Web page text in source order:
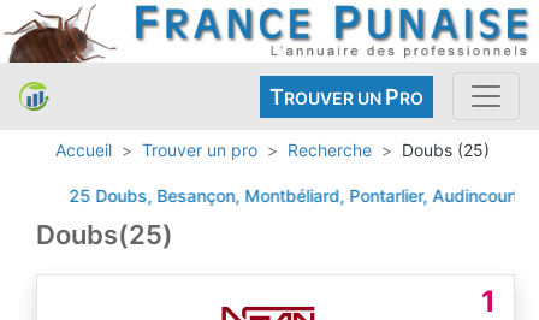
TROUVER UN PRO
Accueil Trouver un pro Recherche Doubs (25)
25 Doubs, Besançon, Montbéliard, Pontarlier, Audincourt,
Doubs(25)
1